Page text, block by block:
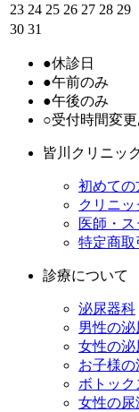
23 24 25 26 27 28 29
30 31
●休診日
●午前のみ
●午後のみ
○受付時間変更
皆川クリニッ
初めての
クリニッ
医師・
特定商取
診療について
泌尿器科
男性の
女性の泌
お子様
ボトッ
女性の尿